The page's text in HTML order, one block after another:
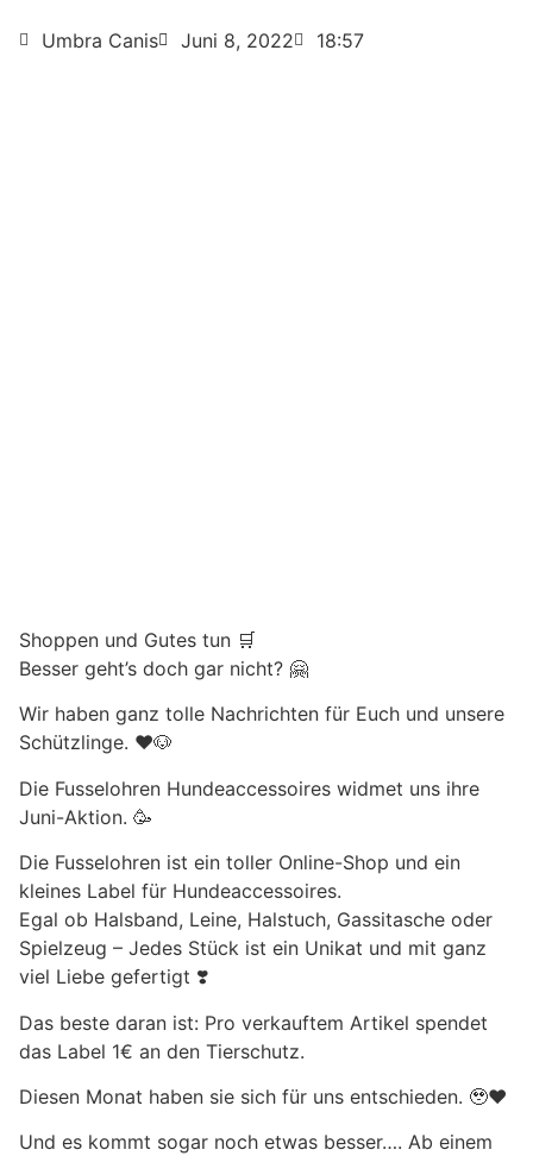
Umbra Canis Juni 8, 2022 18:57
Shoppen und Gutes tun 🛒
Besser geht’s doch gar nicht? 🤗
Wir haben ganz tolle Nachrichten für Euch und unsere
Schützlinge. ❤️🐶
Die Fusselohren Hundeaccessoires widmet uns ihre
Juni-Aktion. 🥳
Die Fusselohren ist ein toller Online-Shop und ein
kleines Label für Hundeaccessoires.
Egal ob Halsband, Leine, Halstuch, Gassitasche oder
Spielzeug – Jedes Stück ist ein Unikat und mit ganz
viel Liebe gefertigt ❣️
Das beste daran ist: Pro verkauftem Artikel spendet
das Label 1€ an den Tierschutz.
Diesen Monat haben sie sich für uns entschieden. 🥹❤️
Und es kommt sogar noch etwas besser…. Ab einem